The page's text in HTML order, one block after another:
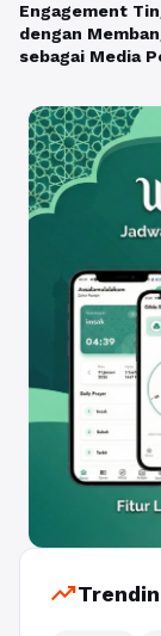
Engagement
dengan
sebagai Media
trending_up